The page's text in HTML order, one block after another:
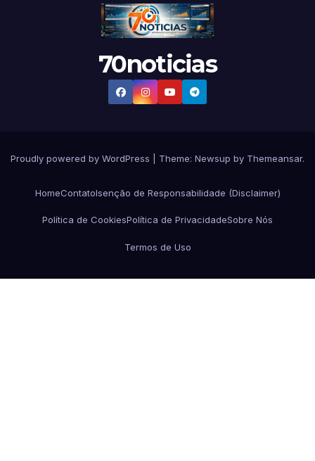
70noticias
Proudly powered by WordPress Theme: Newsup by Themeansar.
HomeContatoIsenção de Responsabilidade (Disclaimer)
Política de CookiesPolítica de PrivacidadeSobre Nós
Termos de Uso